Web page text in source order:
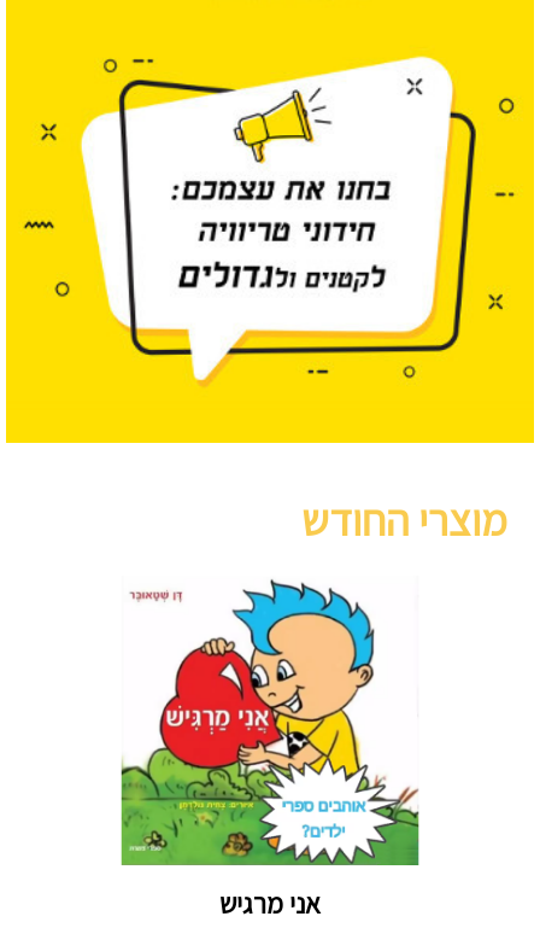
מוצרי החודש
אני מרגיש